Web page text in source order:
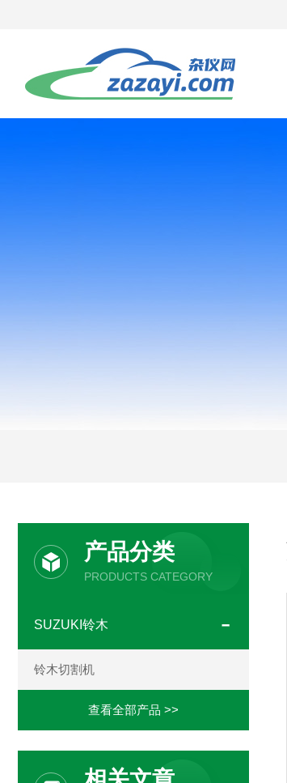
产品分类
PRODUCTS CATEGORY
SUZUKI铃木
铃木切割机
查看全部产品 >>